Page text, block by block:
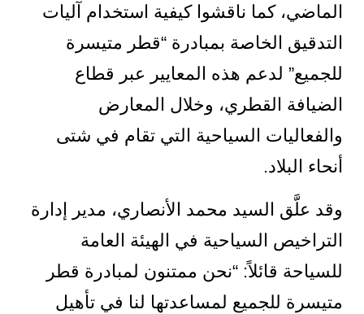
الماضي، كما ناقشوا كيفية استخدام آليات
التدقيق الخاصة بمبادرة “قطر متيسرة
للجميع” لدعم هذه المعايير عبر قطاع
الضيافة القطري، وخلال المعارض
والفعاليات السياحية التي تقام في شتى
أنحاء البلاد.
وقد علَّق السيد محمد الأنصاري، مدير إدارة
التراخيص السياحية في الهيئة العامة
للسياحة قائلاً: “نحن ممتنون لمبادرة قطر
متيسرة للجميع لمساعدتها لنا في تأهيل